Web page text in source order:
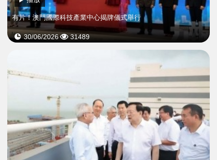
有片！澳門國際科技產業中心揭牌儀式舉行
30/06/2026 31489